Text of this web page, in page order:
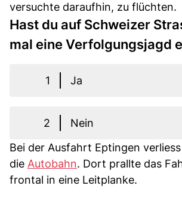
versuchte daraufhin, zu flüchten.
Hast du auf Schweizer
mal eine Verfolgungsjagd
1 Ja
2
Nein
Bei der Ausfahrt Eptingen
die Autobahn. Dort prallte das
frontal in eine Leitplanke.